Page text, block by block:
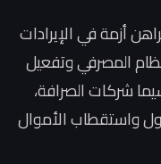
أزمة في الإيرادات
المصرفي وتفعيل
شركات الصرافة،
واستقطاب الأموال